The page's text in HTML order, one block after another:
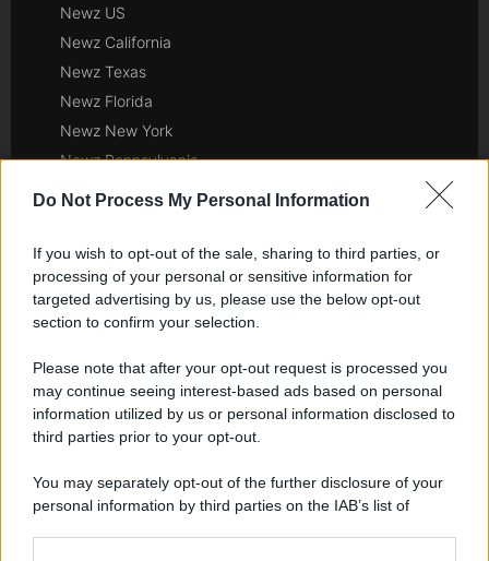
Do Not Process My Personal Information
If you wish to opt-out of the sale, sharing to third parties, or
processing of your personal or sensitive information for
targeted advertising by us, please use the below opt-out
section to confirm your selection.
Please note that after your opt-out request is processed you
may continue seeing interest-based ads based on personal
information utilized by us or personal information disclosed to
third parties prior to your opt-out.
You may separately opt-out of the further disclosure of your
personal information by third parties on the IAB’s list of
Newz US
Newz California
Newz Texas
Newz Florida
Newz New York
Newz Pennsylvania
Newz Illinois
Gameland
Hig Tech Mag
Scoop Mag
Motors Magazine 365
Day Travel 365
Home Magazine 365
SecondHomeMagazine